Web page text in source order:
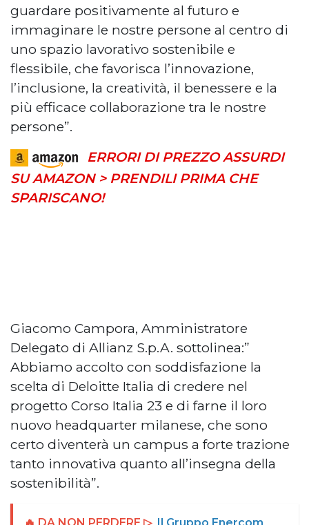
guardare positivamente al futuro e
immaginare le nostre persone al centro di
uno spazio lavorativo sostenibile e
flessibile, che favorisca l’innovazione,
l’inclusione, la creatività, il benessere e la
più efficace collaborazione tra le nostre
persone”.
ERRORI DI PREZZO ASSURDI
SU AMAZON > PRENDILI PRIMA CHE
SPARISCANO!
Giacomo Campora, Amministratore
Delegato di Allianz S.p.A. sottolinea:”
Abbiamo accolto con soddisfazione la
scelta di Deloitte Italia di credere nel
progetto Corso Italia 23 e di farne il loro
nuovo headquarter milanese, che sono
certo diventerà un campus a forte trazione
tanto innovativa quanto all’insegna della
sostenibilità”.